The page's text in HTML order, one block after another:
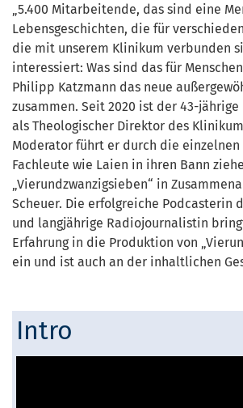
„5.400 Mitarbeitende, das sind eine
Lebensgeschichten, die für
die mit unserem Klinikum verbunden
interessiert: Was sind das für
Philipp Katzmann das neue
zusammen. Seit 2020 ist der 43-jährige
als Theologischer Direktor des
Moderator führt er durch die einzelnen
Fachleute wie Laien in ihren Bann
„Vierundzwanzigsieben“ in
Scheuer. Die erfolgreiche Podcasterin
und langjährige Radiojournalistin
Erfahrung in die Produktion von
ein und ist auch an der inhaltlichen
Intro